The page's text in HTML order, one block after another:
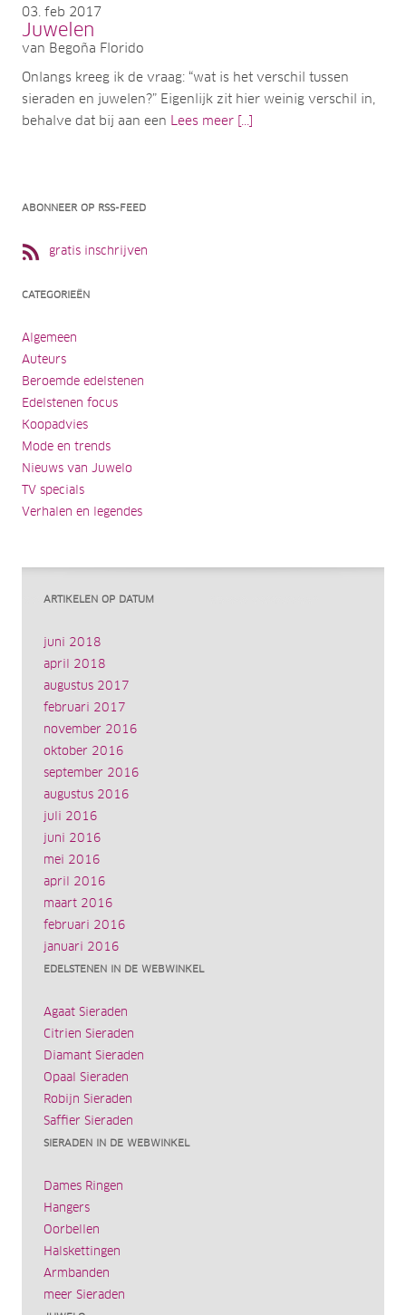
03 feb 2017
Juwelen
van Begoña Florido
Onlangs kreeg ik de vraag: “wat is het verschil tussen
sieraden en juwelen?” Eigenlijk zit hier weinig verschil in,
behalve dat bij aan een Lees meer [...]
ABONNEER OP RSS-FEED
gratis inschrijven
CATEGORIEËN
Algemeen
Auteurs
Beroemde edelstenen
Edelstenen focus
Koopadvies
Mode en trends
Nieuws van Juwelo
TV specials
Verhalen en legendes
ARTIKELEN OP DATUM
juni 2018
april 2018
augustus 2017
februari 2017
november 2016
oktober 2016
september 2016
augustus 2016
juli 2016
juni 2016
mei 2016
april 2016
maart 2016
februari 2016
januari 2016
EDELSTENEN IN DE WEBWINKEL
Agaat Sieraden
Citrien Sieraden
Diamant Sieraden
Opaal Sieraden
Robijn Sieraden
Saffier Sieraden
SIERADEN IN DE WEBWINKEL
Dames Ringen
Hangers
Oorbellen
Halskettingen
Armbanden
meer Sieraden